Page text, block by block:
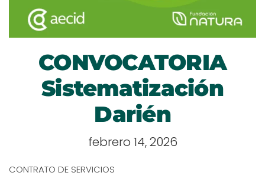
CONVOCATORIA
Sistematización
Darién
febrero 14, 2026
CONTRATO DE SERVICIOS